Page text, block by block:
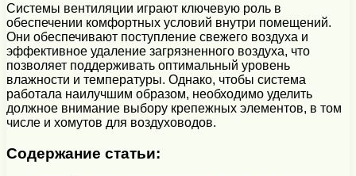
Системы вентиляции играют ключевую роль в
обеспечении комфортных условий внутри помещений.
Они обеспечивают поступление свежего воздуха и
эффективное удаление загрязненного воздуха, что
позволяет поддерживать оптимальный уровень
влажности и температуры. Однако, чтобы система
работала наилучшим образом, необходимо уделить
должное внимание выбору крепежных элементов, в том
числе и хомутов для воздуховодов.
Содержание статьи: